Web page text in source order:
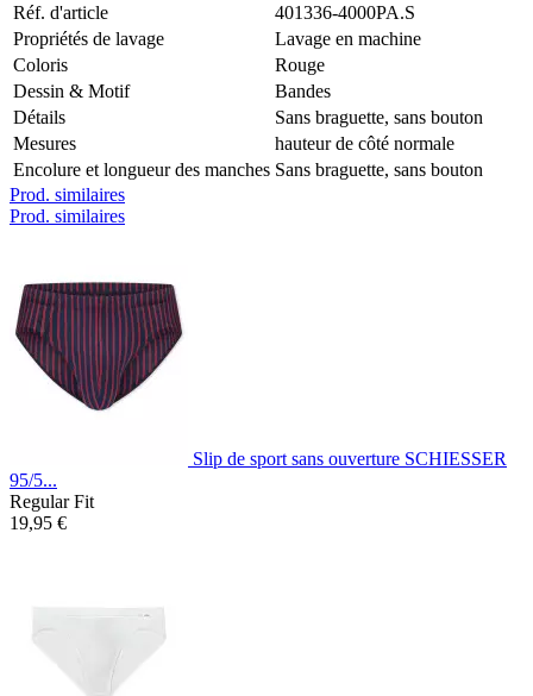
Réf. d'article
401336-4000PA.S
Propriétés de lavage
Lavage en machine
Coloris
Rouge
Dessin & Motif
Bandes
Détails
Sans braguette, sans bouton
Mesures
hauteur de côté normale
Encolure et longueur des manches Sans braguette, sans bouton
Prod. similaires
Prod. similaires
Slip de sport sans ouverture SCHIESSER
95/5...
Regular Fit
19,95 €